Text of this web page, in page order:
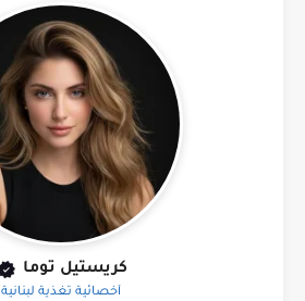
كريستيل توما
أخصائية تغذية لبنانية